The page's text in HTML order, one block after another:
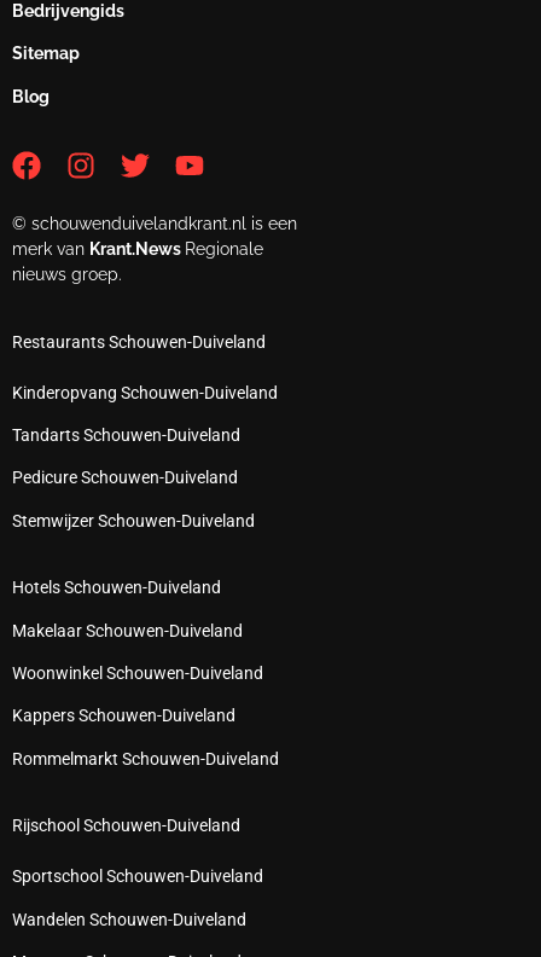
Bedrijvengids
Sitemap
Blog
© schouwenduivelandkrant.nl is een
merk van Krant.News Regionale
nieuws groep.
Restaurants Schouwen-Duiveland
Kinderopvang Schouwen-Duiveland
Tandarts Schouwen-Duiveland
Pedicure Schouwen-Duiveland
Stemwijzer Schouwen-Duiveland
Hotels Schouwen-Duiveland
Makelaar Schouwen-Duiveland
Woonwinkel Schouwen-Duiveland
Kappers Schouwen-Duiveland
Rommelmarkt Schouwen-Duiveland
Rijschool Schouwen-Duiveland
Sportschool Schouwen-Duiveland
Wandelen Schouwen-Duiveland